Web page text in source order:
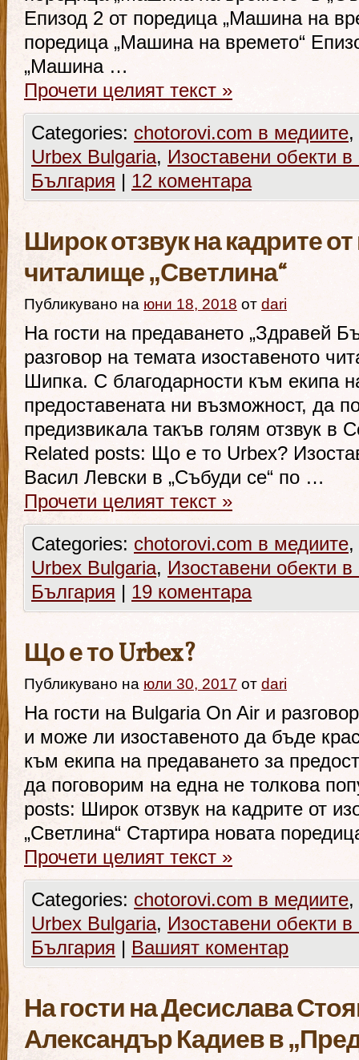
Епизод 2 от поредица „Машина на
поредица „Машина на времето“
„Машина …
Прочети целият текст »
Categories: chotorovi.com в медиите,
Urbex Bulgaria, Изоставени обекти
България | 12 коментара
Широк отзвук на кадрите
читалище „Светлина“
Публикувано на юни 18, 2018 от dari
На гости на предаването „Здравей
разговор на темата изоставеното
Шипка. С благодарности към екипа
предоставената ни възможност, да
предизвикала такъв голям отзвук в
Related posts: Що е то Urbex?
Васил Левски в „Събуди се“ по …
Прочети целият текст »
Categories: chotorovi.com в медиите,
Urbex Bulgaria, Изоставени обекти
България | 19 коментара
Що е то Urbex?
Публикувано на юли 30, 2017 от dari
На гости на Bulgaria On Air и
и може ли изоставеното да бъде
към екипа на предаването за
да поговорим на една не толкова
posts: Широк отзвук на кадрите от
„Светлина“ Стартира новата
Прочети целият текст »
Categories: chotorovi.com в медиите,
Urbex Bulgaria, Изоставени обекти
България | Вашият коментар
На гости на Десислава
Александър Кадиев в